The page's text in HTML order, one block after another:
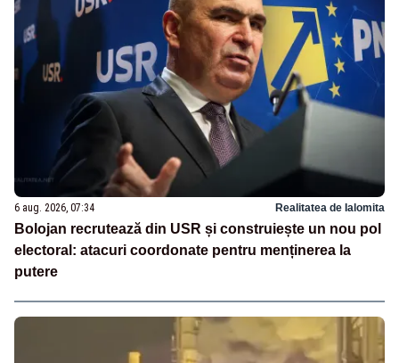
6 aug. 2026, 07:34 Realitatea de Ialomita
Bolojan recrutează din USR și construiește un nou pol
electoral: atacuri coordonate pentru menținerea la
putere